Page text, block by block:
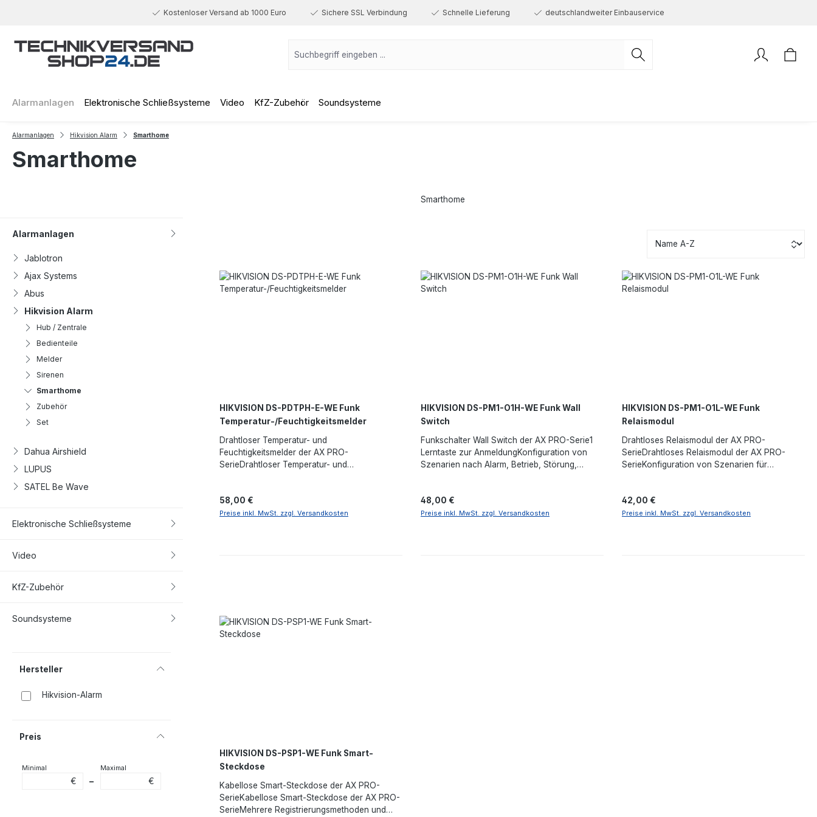
Kostenloser Versand ab 1000 Euro Sichere SSL Verbindung Schnelle Lieferung deutschlandweiter Einbauservice
Alarmanlagen Elektronische Schließsysteme Video KfZ-Zubehör Soundsysteme
Alarmanlagen Hikvision Alarm Smarthome
Smarthome
Smarthome
Alarmanlagen
Jablotron
Ajax Systems
Abus
Hikvision Alarm
Hub / Zentrale
Bedienteile
Melder
Sirenen
Smarthome
Zubehör
Set
Dahua Airshield
LUPUS
SATEL Be Wave
Elektronische Schließsysteme
Video
KfZ-Zubehör
Soundsysteme
Hersteller
Hikvision-Alarm
Preis
Minimal
€ –
Maximal
€
HIKVISION DS-PDTPH-E-WE Funk
Temperatur-/Feuchtigkeitsmelder
Drahtloser Temperatur- und
Feuchtigkeitsmelder der AX PRO-
SerieDrahtloser Temperatur- und
MehrzweckanwendungenEs wird mit 2 AAA-
Batterien betriebenBatterielebensdauer bis zu
Regulärer Preis:
58,00 €
Preise inkl. MwSt. zzgl. Versandkosten
HIKVISION DS-PM1-O1H-WE Funk Wall
Switch
Funkschalter Wall Switch der AX PRO-Serie1
Lerntaste zur AnmeldungKonfiguration von
Szenarien nach Alarm, Betrieb, Störung,
zum DebuggenLED-StatusanzeigeZweiwege-
FunkübertragungModulation 2
Regulärer Preis:
48,00 €
Preise inkl. MwSt. zzgl. Versandkosten
HIKVISION DS-PM1-O1L-WE Funk
Relaismodul
Drahtloses Relaismodul der AX PRO-
SerieDrahtloses Relaismodul der AX PRO-
SerieKonfiguration von Szenarien für
Alarm verwendet werden
kannAutomatisierungsbetrieb: Ein Knopf zum
Regulärer Preis:
42,00 €
Preise inkl. MwSt. zzgl. Versandkosten
HIKVISION DS-PSP1-WE Funk Smart-
Steckdose
Kabellose Smart-Steckdose der AX PRO-
SerieKabellose Smart-Steckdose der AX PRO-
SerieMehrere Registrierungsmethoden und